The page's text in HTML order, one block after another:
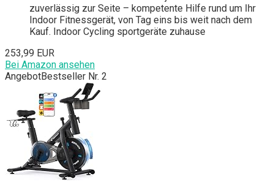
zuverlässig zur Seite – kompetente Hilfe rund um Ihr
Indoor Fitnessgerät, von Tag eins bis weit nach dem
Kauf. Indoor Cycling sportgeräte zuhause
253,99 EUR
Bei Amazon ansehen
AngebotBestseller Nr. 2